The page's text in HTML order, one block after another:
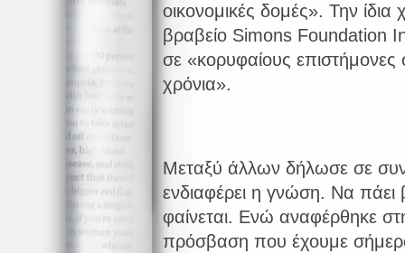
οικονομικές δομές». Την ίδια
βραβείο Simons Foundation
σε «κορυφαίους
χρόνια».
Μεταξύ άλλων δήλωσε σε
ενδιαφέρει η γνώση. Να
φαίνεται. Ενώ αναφέρθηκε
πρόσβαση που έχουμε